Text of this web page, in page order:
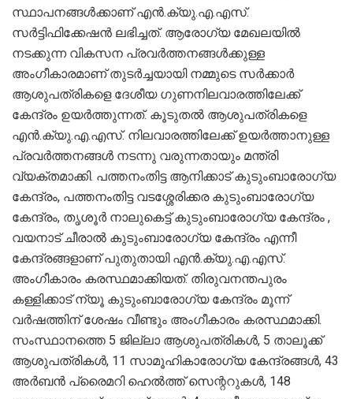
സ്ഥാപനങ്ങൾക്കാണ് എൻ.ക്യു.എ.എസ്.
സർട്ടിഫിക്കേഷൻ ലഭിച്ചത്. ആരോഗ്യ മേഖലയിൽ
നടക്കുന്ന വികസന പ്രവർത്തനങ്ങൾക്കുള്ള
അംഗീകാരമാണ് തുടർച്ചയായി നമ്മുടെ സർക്കാർ
ആശുപത്രികളെ ദേശീയ ഗുണനിലവാരത്തിലേക്ക്
കേന്ദ്രം ഉയർത്തുന്നത്. കൂടുതൽ ആശുപത്രികളെ
എൻ.ക്യു.എ.എസ്. നിലവാരത്തിലേക്ക് ഉയർത്താനുള്ള
പ്രവർത്തനങ്ങൾ നടന്നു വരുന്നതായും മന്ത്രി
വ്യക്തമാക്കി. പത്തനംതിട്ട ആനിക്കാട് കുടുംബാരോഗ്യ
കേന്ദ്രം, പത്തനംതിട്ട വടശ്ശേരിക്കര കുടുംബാരോഗ്യ
കേന്ദ്രം, തൃശൂർ നാലുകെട്ട് കുടുംബാരോഗ്യ കേന്ദ്രം ,
വയനാട് ചീരാൽ കുടുംബാരോഗ്യ കേന്ദ്രം എന്നീ
കേന്ദ്രങ്ങളാണ് പുതുതായി എൻ.ക്യു.എ.എസ്.
അംഗീകാരം കരസ്ഥമാക്കിയത്. തിരുവനന്തപുരം
കള്ളിക്കാട് ന്യൂ കുടുംബാരോഗ്യ കേന്ദ്രം മൂന്ന്
വർഷത്തിന് ശേഷം വീണ്ടും അംഗീകാരം കരസ്ഥമാക്കി.
സംസ്ഥാനത്തെ 5 ജില്ലാ ആശുപത്രികൾ, 5 താലൂക്ക്
ആശുപത്രികൾ, 11 സാമൂഹികാരോഗ്യ കേന്ദ്രങ്ങൾ, 43
അർബൻ പ്രൈമറി ഹെൽത്ത് സെന്ററുകൾ, 148